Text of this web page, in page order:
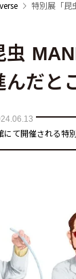
特別展「昆
虫
んだと
て開催される特